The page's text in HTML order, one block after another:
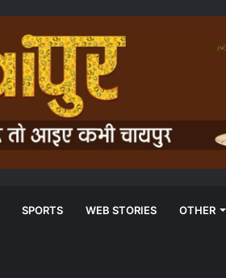
SPORTS WEB STORIES OTHER